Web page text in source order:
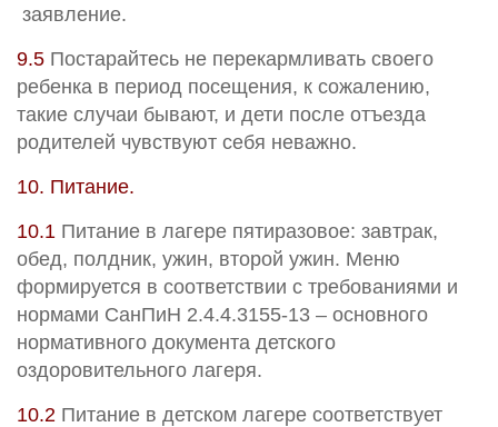
заявление.
9.5 Постарайтесь не перекармливать своего
ребенка в период посещения, к сожалению,
такие случаи бывают, и дети после отъезда
родителей чувствуют себя неважно.
10. Питание.
10.1 Питание в лагере пятиразовое: завтрак,
обед, полдник, ужин, второй ужин. Меню
формируется в соответствии с требованиями и
нормами СанПиН 2.4.4.3155-13 – основного
нормативного документа детского
оздоровительного лагеря.
10.2 Питание в детском лагере соответствует